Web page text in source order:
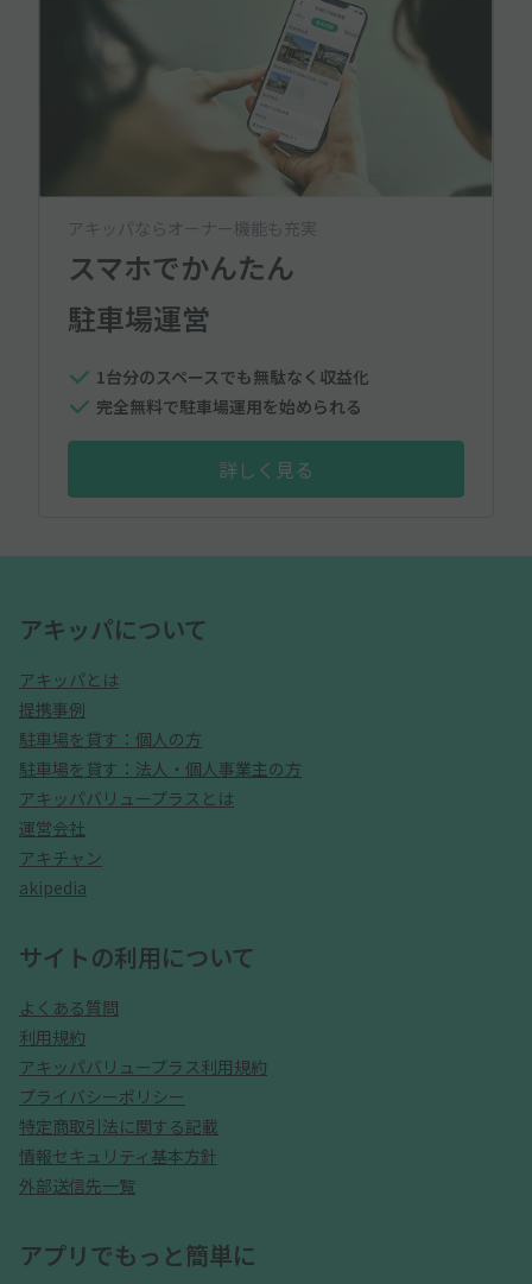
アキッパならオーナー機能も充実
スマホでかんたん
駐車場運営
1台分のスペースでも無駄なく収益化
完全無料で駐車場運用を始められる
詳しく見る
アキッパについて
アキッパとは
提携事例
駐車場を貸す：個人の方
駐車場を貸す：法人・個人事業主の方
アキッパバリュープラスとは
運営会社
アキチャン
akipedia
サイトの利用について
よくある質問
利用規約
アキッパバリュープラス利用規約
プライバシーポリシー
特定商取引法に関する記載
情報セキュリティ基本方針
外部送信先一覧
アプリでもっと簡単に